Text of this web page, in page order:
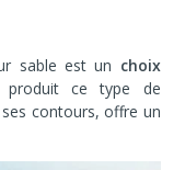
sable est un choix
produit ce type de
contours, offre un